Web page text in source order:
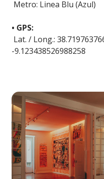
Metro: Linea Blu (Azul)
• GPS:
Lat. / Long.:
-9.123438526988258